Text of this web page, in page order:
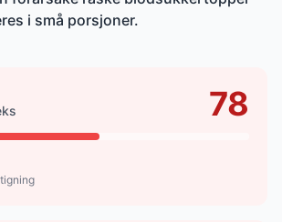
i små porsjoner.
78